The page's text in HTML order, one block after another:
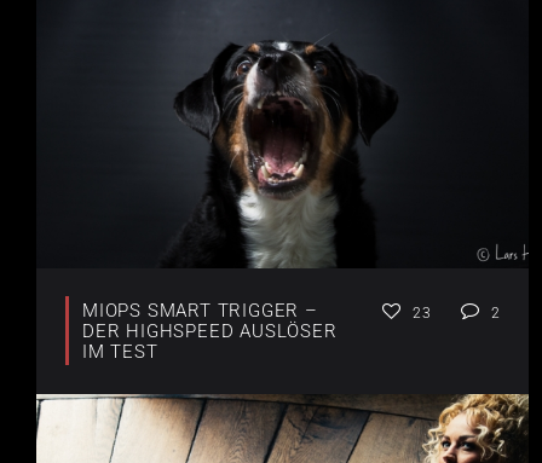
MIOPS SMART TRIGGER –
DER HIGHSPEED AUSLÖSER
IM TEST
23 2